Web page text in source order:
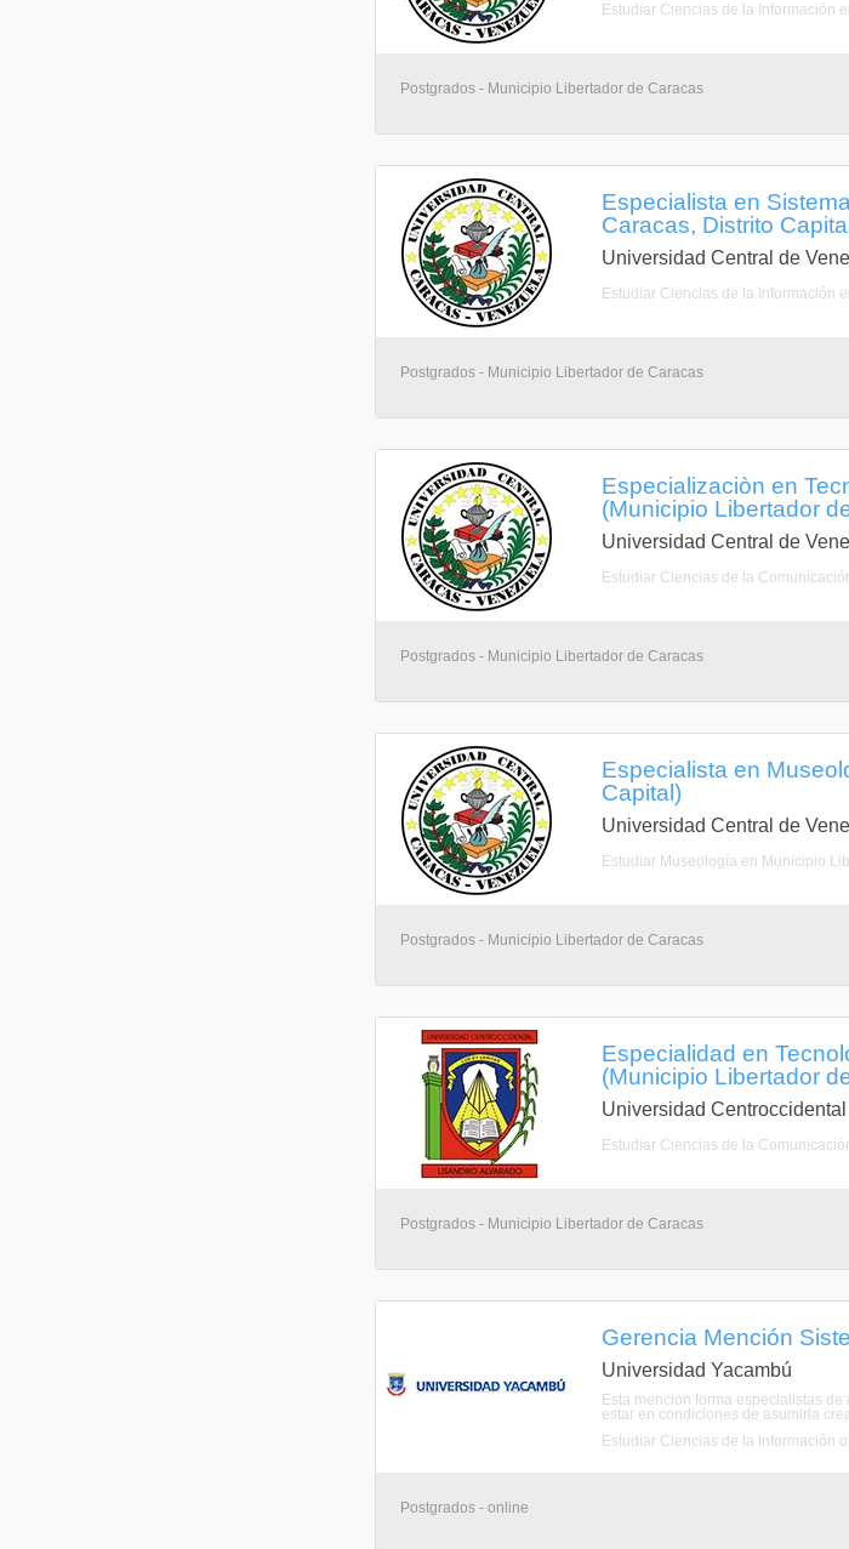
Estudiar Ciencias de la Información
Postgrados - Municipio Libertador de Caracas
Especialista en
Caracas, Distrito
Universidad Central de
Estudiar Ciencias de la Información
Postgrados - Municipio Libertador de Caracas
Especializaciòn en
(Municipio Libertador
Universidad Central de
Estudiar Ciencias de la
Postgrados - Municipio Libertador de Caracas
Especialista en
Capital)
Universidad Central de
Estudiar Museología en Municipio
Postgrados - Municipio Libertador de Caracas
Especialidad en
(Municipio Libertador
Universidad
Estudiar Ciencias de la
Postgrados - Municipio Libertador de Caracas
Gerencia Mención
Universidad Yacambú
Esta mención forma especialistas
estar en condiciones de asumirla
Estudiar Ciencias de la Información
Postgrados - online